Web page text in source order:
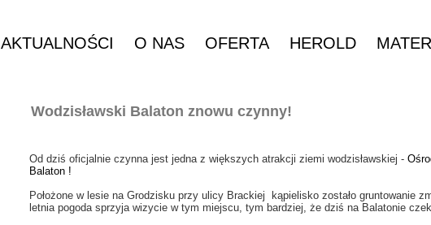
Od dziś oficjalnie czynna jest jedna z większych atrakcji ziemi wodzisławskiej -
Balaton !
Położone w lesie na Grodzisku przy ulicy Brackiej kąpielisko zostało gruntowanie
letnia pogoda sprzyja wizycie w tym miejscu, tym bardziej, że dziś na Balatonie
Wodzisławski Balaton znowu czynny!
AKTUALNOŚCI O NAS OFERTA HEROLD